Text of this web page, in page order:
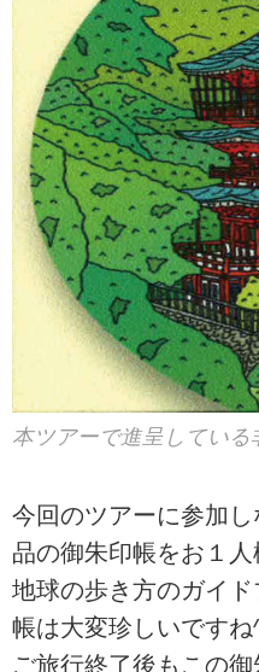
本ツアーで進呈してい
今回のツアーに参加
品の御朱印帳をお１人
地球の歩き方のガイ
帳は大変珍しいですね
ご旅行終了後もこの